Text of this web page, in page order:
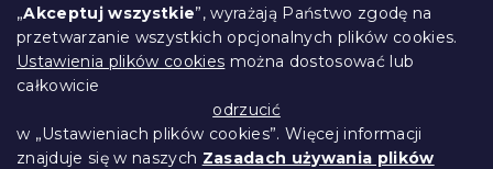
„Akceptuj wszystkie”, wyrażają Państwo zgodę na
przetwarzanie wszystkich opcjonalnych plików cookies.
Ustawienia plików cookies można dostosować lub
całkowicie
odrzucić
w „Ustawieniach plików cookies”. Więcej informacji
znajduje się w naszych Zasadach używania plików
Aromatyczny dyfuzor patyczkowy
SPIRITUAL JASMIN 50 ml
W magazynie
14 zł Do Koszyka